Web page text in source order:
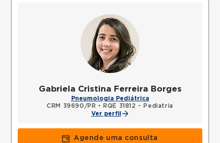
Gabriela Cristina Ferreira Borges
Pneumologia Pediátrica
CRM 39690/PR •
RQE 31812 - Pediatria
Ver perfil
Agende uma consulta